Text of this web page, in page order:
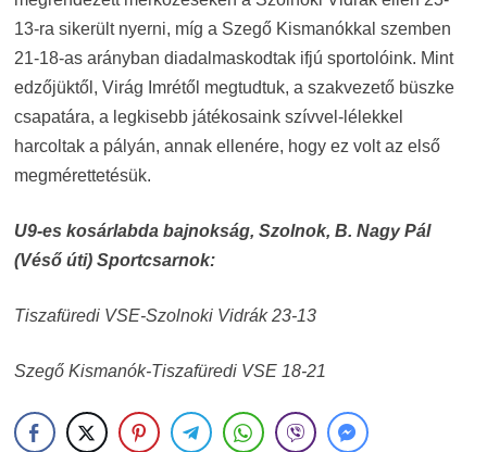
13-ra sikerült nyerni, míg a Szegő Kismanókkal szemben
21-18-as arányban diadalmaskodtak ifjú sportolóink. Mint
edzőjüktől, Virág Imrétől megtudtuk, a szakvezető büszke
csapatára, a legkisebb játékosaink szívvel-lélekkel
harcoltak a pályán, annak ellenére, hogy ez volt az első
megmérettetésük.
U9-es kosárlabda bajnokság, Szolnok, B. Nagy Pál
(Véső úti) Sportcsarnok:
Tiszafüredi VSE-Szolnoki Vidrák 23-13
Szegő Kismanók-Tiszafüredi VSE 18-21